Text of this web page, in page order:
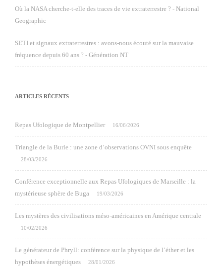
Où la NASA cherche-t-elle des traces de vie extraterrestre ? - National
Geographic
SETI et signaux extraterrestres : avons-nous écouté sur la mauvaise
fréquence depuis 60 ans ? - Génération NT
ARTICLES RÉCENTS
Repas Ufologique de Montpellier 16/06/2026
Triangle de la Burle : une zone d’observations OVNI sous enquête
28/03/2026
Conférence exceptionnelle aux Repas Ufologiques de Marseille : la
mystérieuse sphère de Buga
19/03/2026
Les mystères des civilisations méso-américaines en Amérique centrale
10/02/2026
Le générateur de Phryll: conférence sur la physique de l’éther et les
hypothèses énergétiques
28/01/2026